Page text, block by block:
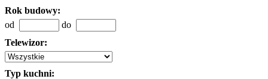
Rok budowy:
od
do
Telewizor:
Typ kuchni: